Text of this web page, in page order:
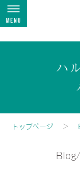
Menu
ハ
トップページ
Blog/